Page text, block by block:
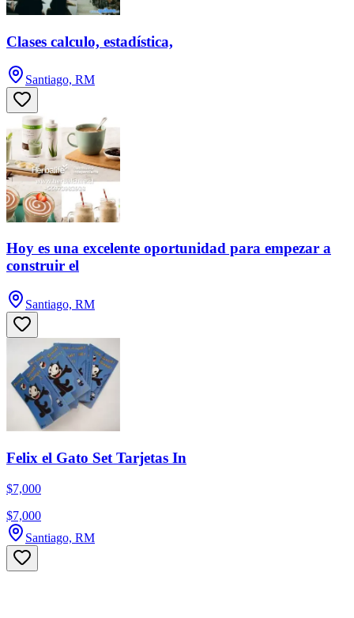
Clases calculo, estadística,
Santiago, RM
Hoy es una excelente oportunidad para empezar a
construir el
Santiago, RM
Felix el Gato Set Tarjetas In
$7,000
$7,000
Santiago, RM